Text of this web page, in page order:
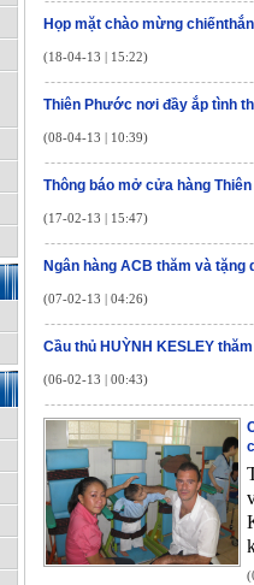
Họp mặt chào mừng
(18-04-13 | 15:22)
Thiên Phước nơi đầy ắp tình
(08-04-13 | 10:39)
Thông báo mở cửa hàng
(17-02-13 | 15:47)
Ngân hàng ACB thăm và
(07-02-13 | 04:26)
Cầu thủ HUỲNH KESLEY
(06-02-13 | 00:43)